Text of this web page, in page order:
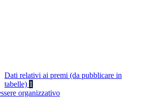
Dati relativi ai premi (da pubblicare in
tabelle) 1
organizzativo